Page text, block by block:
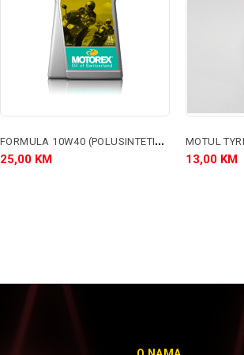
F
ORMULA 10W40 (POLUSINTETIKA)
25,00 KM
MOTUL
13,00 KM